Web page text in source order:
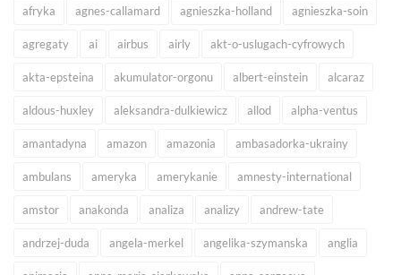
afryka agnes-callamard agnieszka-holland agnieszka-soin
agregaty ai airbus airly akt-o-uslugach-cyfrowych
akta-epsteina akumulator-orgonu albert-einstein alcaraz
aldous-huxley aleksandra-dulkiewicz allod alpha-ventus
amantadyna amazon amazonia ambasadorka-ukrainy
ambulans ameryka amerykanie amnesty-international
amstor anakonda analiza analizy andrew-tate
andrzej-duda angela-merkel angelika-szymanska anglia